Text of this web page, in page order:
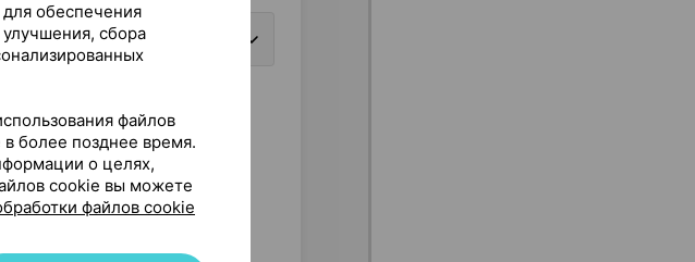
обеспечения
улучшения, сбора
файлов
более позднее время.
о целях,
cookie вы можете
файлов cookie